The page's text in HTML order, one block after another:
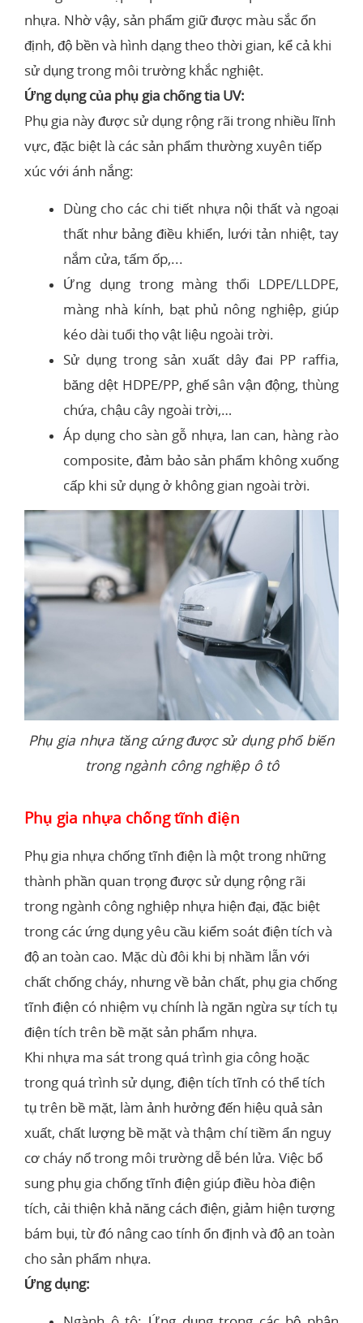
nhựa. Nhờ vậy, sản phẩm giữ được màu sắc ổn
định, độ bền và hình dạng theo thời gian, kể cả khi
sử dụng trong môi trường khắc nghiệt.
Ứng dụng của phụ gia chống tia UV:
Phụ gia này được sử dụng rộng rãi trong nhiều lĩnh
vực, đặc biệt là các sản phẩm thường xuyên tiếp
xúc với ánh nắng:
Dùng cho các chi tiết nhựa nội thất và ngoại
thất như bảng điều khiển, lưới tản nhiệt, tay
nắm cửa, tấm ốp,...
Ứng dụng trong màng thổi LDPE/LLDPE,
màng nhà kính, bạt phủ nông nghiệp, giúp
kéo dài tuổi thọ vật liệu ngoài trời.
Sử dụng trong sản xuất dây đai PP raffia,
băng dệt HDPE/PP, ghế sân vận động, thùng
chứa, chậu cây ngoài trời,…
Áp dụng cho sàn gỗ nhựa, lan can, hàng rào
composite, đảm bảo sản phẩm không xuống
cấp khi sử dụng ở không gian ngoài trời.
Phụ gia nhựa tăng cứng được sử dụng phổ biến
trong ngành công nghiệp ô tô
Phụ gia nhựa chống tĩnh điện
Phụ gia nhựa chống tĩnh điện là một trong những
thành phần quan trọng được sử dụng rộng rãi
trong ngành công nghiệp nhựa hiện đại, đặc biệt
trong các ứng dụng yêu cầu kiểm soát điện tích và
độ an toàn cao. Mặc dù đôi khi bị nhầm lẫn với
chất chống cháy, nhưng về bản chất, phụ gia chống
tĩnh điện có nhiệm vụ chính là ngăn ngừa sự tích tụ
điện tích trên bề mặt sản phẩm nhựa.
Khi nhựa ma sát trong quá trình gia công hoặc
trong quá trình sử dụng, điện tích tĩnh có thể tích
tụ trên bề mặt, làm ảnh hưởng đến hiệu quả sản
xuất, chất lượng bề mặt và thậm chí tiềm ẩn nguy
cơ cháy nổ trong môi trường dễ bén lửa. Việc bổ
sung phụ gia chống tĩnh điện giúp điều hòa điện
tích, cải thiện khả năng cách điện, giảm hiện tượng
bám bụi, từ đó nâng cao tính ổn định và độ an toàn
cho sản phẩm nhựa.
Ứng dụng: